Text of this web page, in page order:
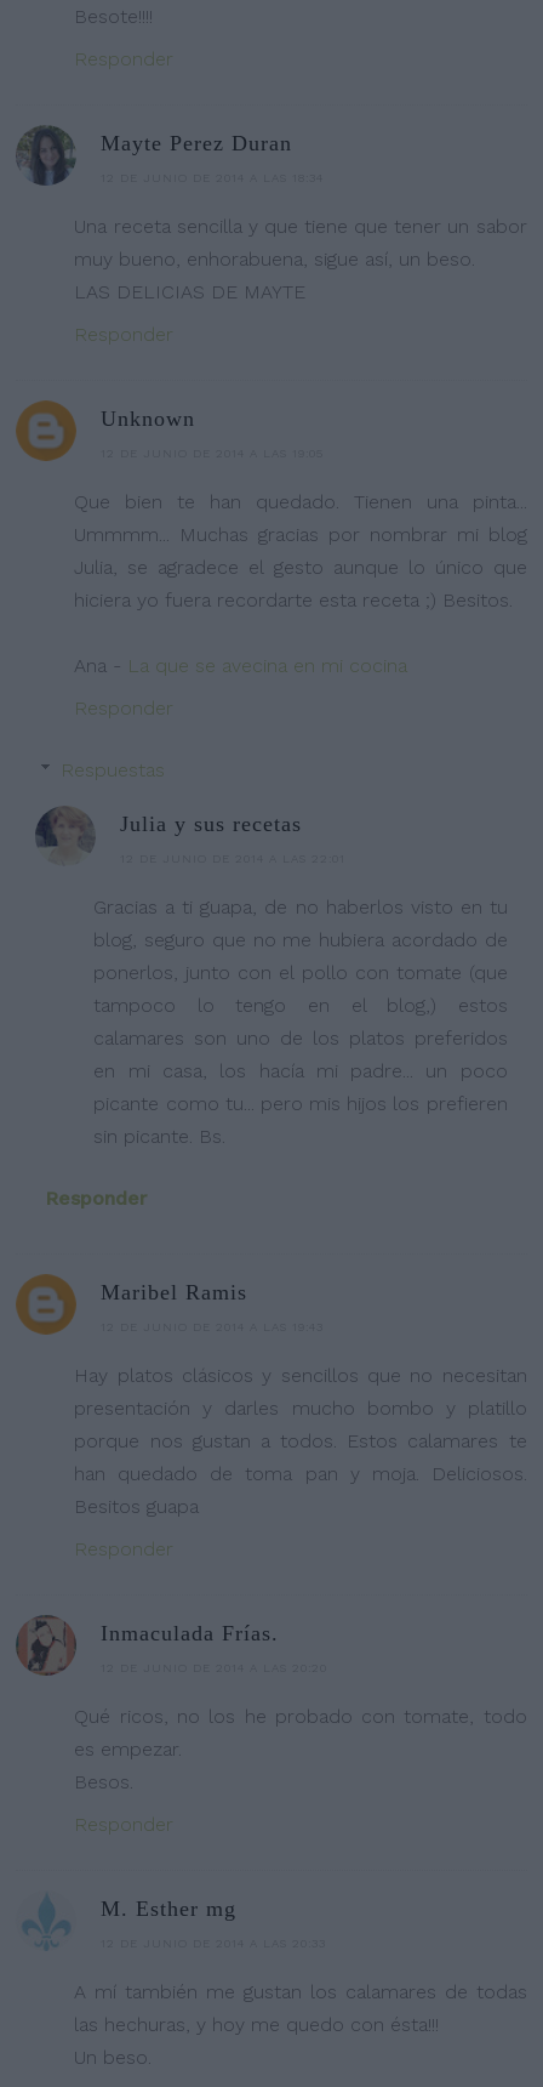
Besote!!!!
Responder
Mayte Perez Duran
Una receta sencilla y que tiene que tener un sabor
muy bueno, enhorabuena, sigue así, un beso.
LAS DELICIAS DE MAYTE
Responder
Unknown
Que bien te han quedado. Tienen una pinta...
Ummmm... Muchas gracias por nombrar mi blog
Julia, se agradece el gesto aunque lo único que
hiciera yo fuera recordarte esta receta ;) Besitos.
Ana - La que se avecina en mi cocina
Responder
Respuestas
Julia y sus recetas
Gracias a ti guapa, de no haberlos visto en tu
blog, seguro que no me hubiera acordado de
ponerlos, junto con el pollo con tomate (que
tampoco lo tengo en el blog,) estos
calamares son uno de los platos preferidos
en mi casa, los hacía mi padre... un poco
picante como tu... pero mis hijos los prefieren
sin picante. Bs.
Responder
Maribel Ramis
Hay platos clásicos y sencillos que no necesitan
presentación y darles mucho bombo y platillo
porque nos gustan a todos. Estos calamares te
han quedado de toma pan y moja. Deliciosos.
Besitos guapa
Responder
Inmaculada Frías.
Qué ricos, no los he probado con tomate, todo
es empezar.
Besos.
Responder
M. Esther mg
A mí también me gustan los calamares de todas
las hechuras, y hoy me quedo con ésta!!!
Un beso.